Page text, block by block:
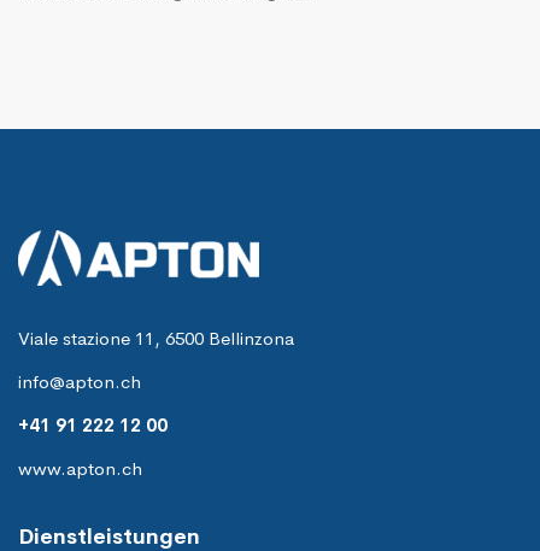
Viale stazione 11, 6500 Bellinzona
info@apton.ch
+41 91 222 12 00
www.apton.ch
Dienstleistungen